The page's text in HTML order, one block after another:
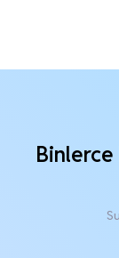
Binlerce